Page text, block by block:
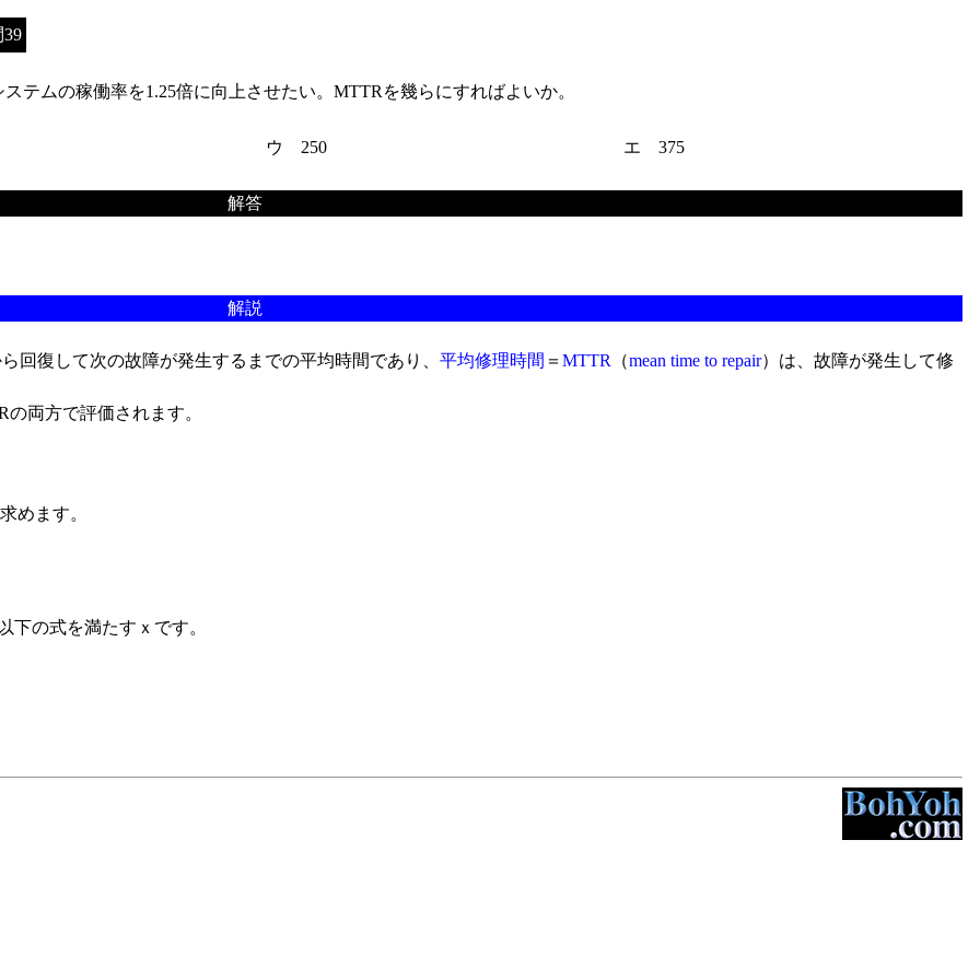
39
テムの稼働率を1.25倍に向上させたい。MTTRを幾らにすればよいか。
ウ 250 エ 375
解答
解説
回復して次の故障が発生するまでの平均時間であり、 平均修理時間 ＝ MTTR （mean time to repair）は、故障が発生して修
両方で評価されます。
めます。
下の式を満たすｘです。